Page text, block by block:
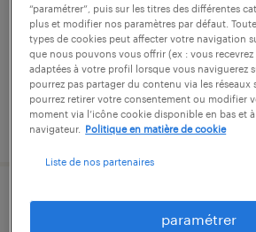
cdi
25 000 € - 28 000 € par
publié le 15 juillet 2026
coffreur bancheur (f/h)
“paramétrer”, puis sur les titres des différentes
plus et modifier nos paramètres par défaut.
types de cookies peut affecter votre navigation
que nous pouvons vous offrir (ex : vous
adaptées à votre profil lorsque vous naviguerez
pourrez pas partager du contenu via les réseaux
pourrez retirer votre consentement ou modifier
moment via l’icône cookie disponible en bas et
navigateur.
Politique en matière de cookie
Liste de nos partenaires
paramétrer